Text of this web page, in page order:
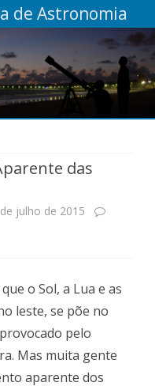
de Astronomia
das
julho de 2015
o Sol, a Lua e as
leste, se põe no
pelo
Mas muita gente
aparente dos